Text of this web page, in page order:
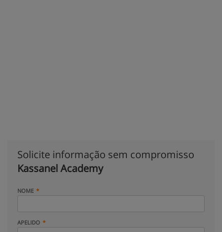
Solicite informação sem compromisso
Kassanel Academy
NOME
APELIDO